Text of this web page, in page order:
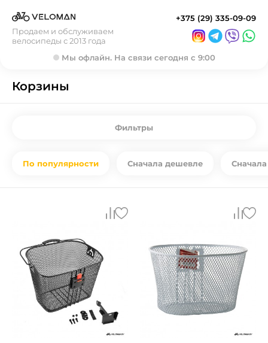
Продаем и обслуживаем
велосипеды с 2013 года
+375 (29) 335-09-09
Мы офлайн. На связи сегодня с 9:00
Корзины
Фильтры
По популярности Сначала дешевле